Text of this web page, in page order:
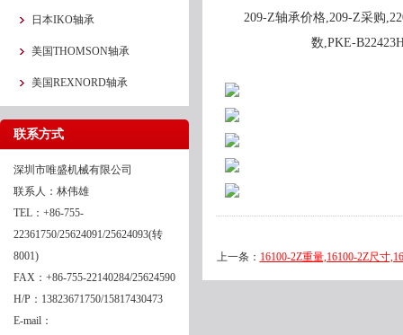
日本IKO轴承
美国THOMSON轴承
美国REXNORD轴承
联系方式
深圳市唯盛机械有限公司
联系人：林伟雄
TEL：+86-755-
22361750/25624091/25624093(转
8001)
FAX：+86-755-22140284/25624590
H/P：13823671750/15817430473
E-mail：
209-Z轴承价格,209-Z采购
数,PKE-
上一条： 16100-2Z重量,16100-2Z尺寸